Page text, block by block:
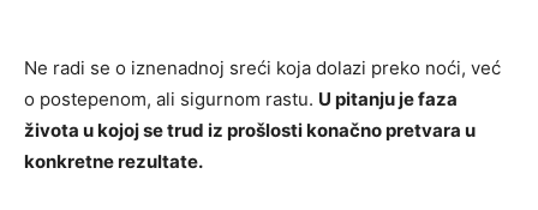
Ne radi se o iznenadnoj sreći koja dolazi preko noći, već
o postepenom, ali sigurnom rastu. U pitanju je faza
života u kojoj se trud iz prošlosti konačno pretvara u
konkretne rezultate.